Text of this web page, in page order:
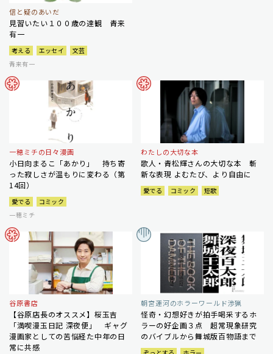
信と疑のあいだ
見習いたい１００歳の達観 青来
有一
考える エッセイ
文芸
青来有一
一穂ミチの日々漫画
小日向まるこ「あかり」 持ち寄
った寂しさが温もりに変わる（第
14回）
愛でる
コミック
一穂ミチ
わたしの大切な本
歌人・青松輝さんの大切な本 斬
新な表現 よむたび、より自由に
愛でる コミック 短歌
谷原書店
【谷原店長のオススメ】桜玉吉
「満喫漫玉日記 深夜便」 ギャグ
漫画家としての苦悩経た中年の日
常に共感
朝宮運河のホラーワールド渉猟
怪奇・幻想好きが拍手喝采するホ
ラーの好企画３点 超常現象研究
のバイブルから舞城版百物語まで